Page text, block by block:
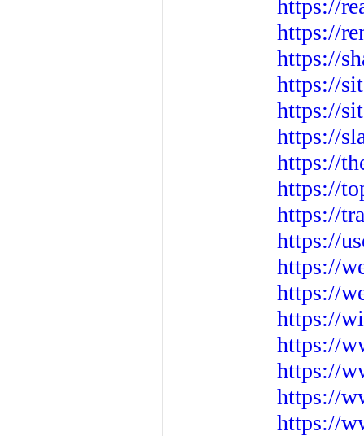
https://
https://
https://
https://
https://
https://
https://
https://
https://
https://
https://
https://
https://
https://
https://
https://
https://